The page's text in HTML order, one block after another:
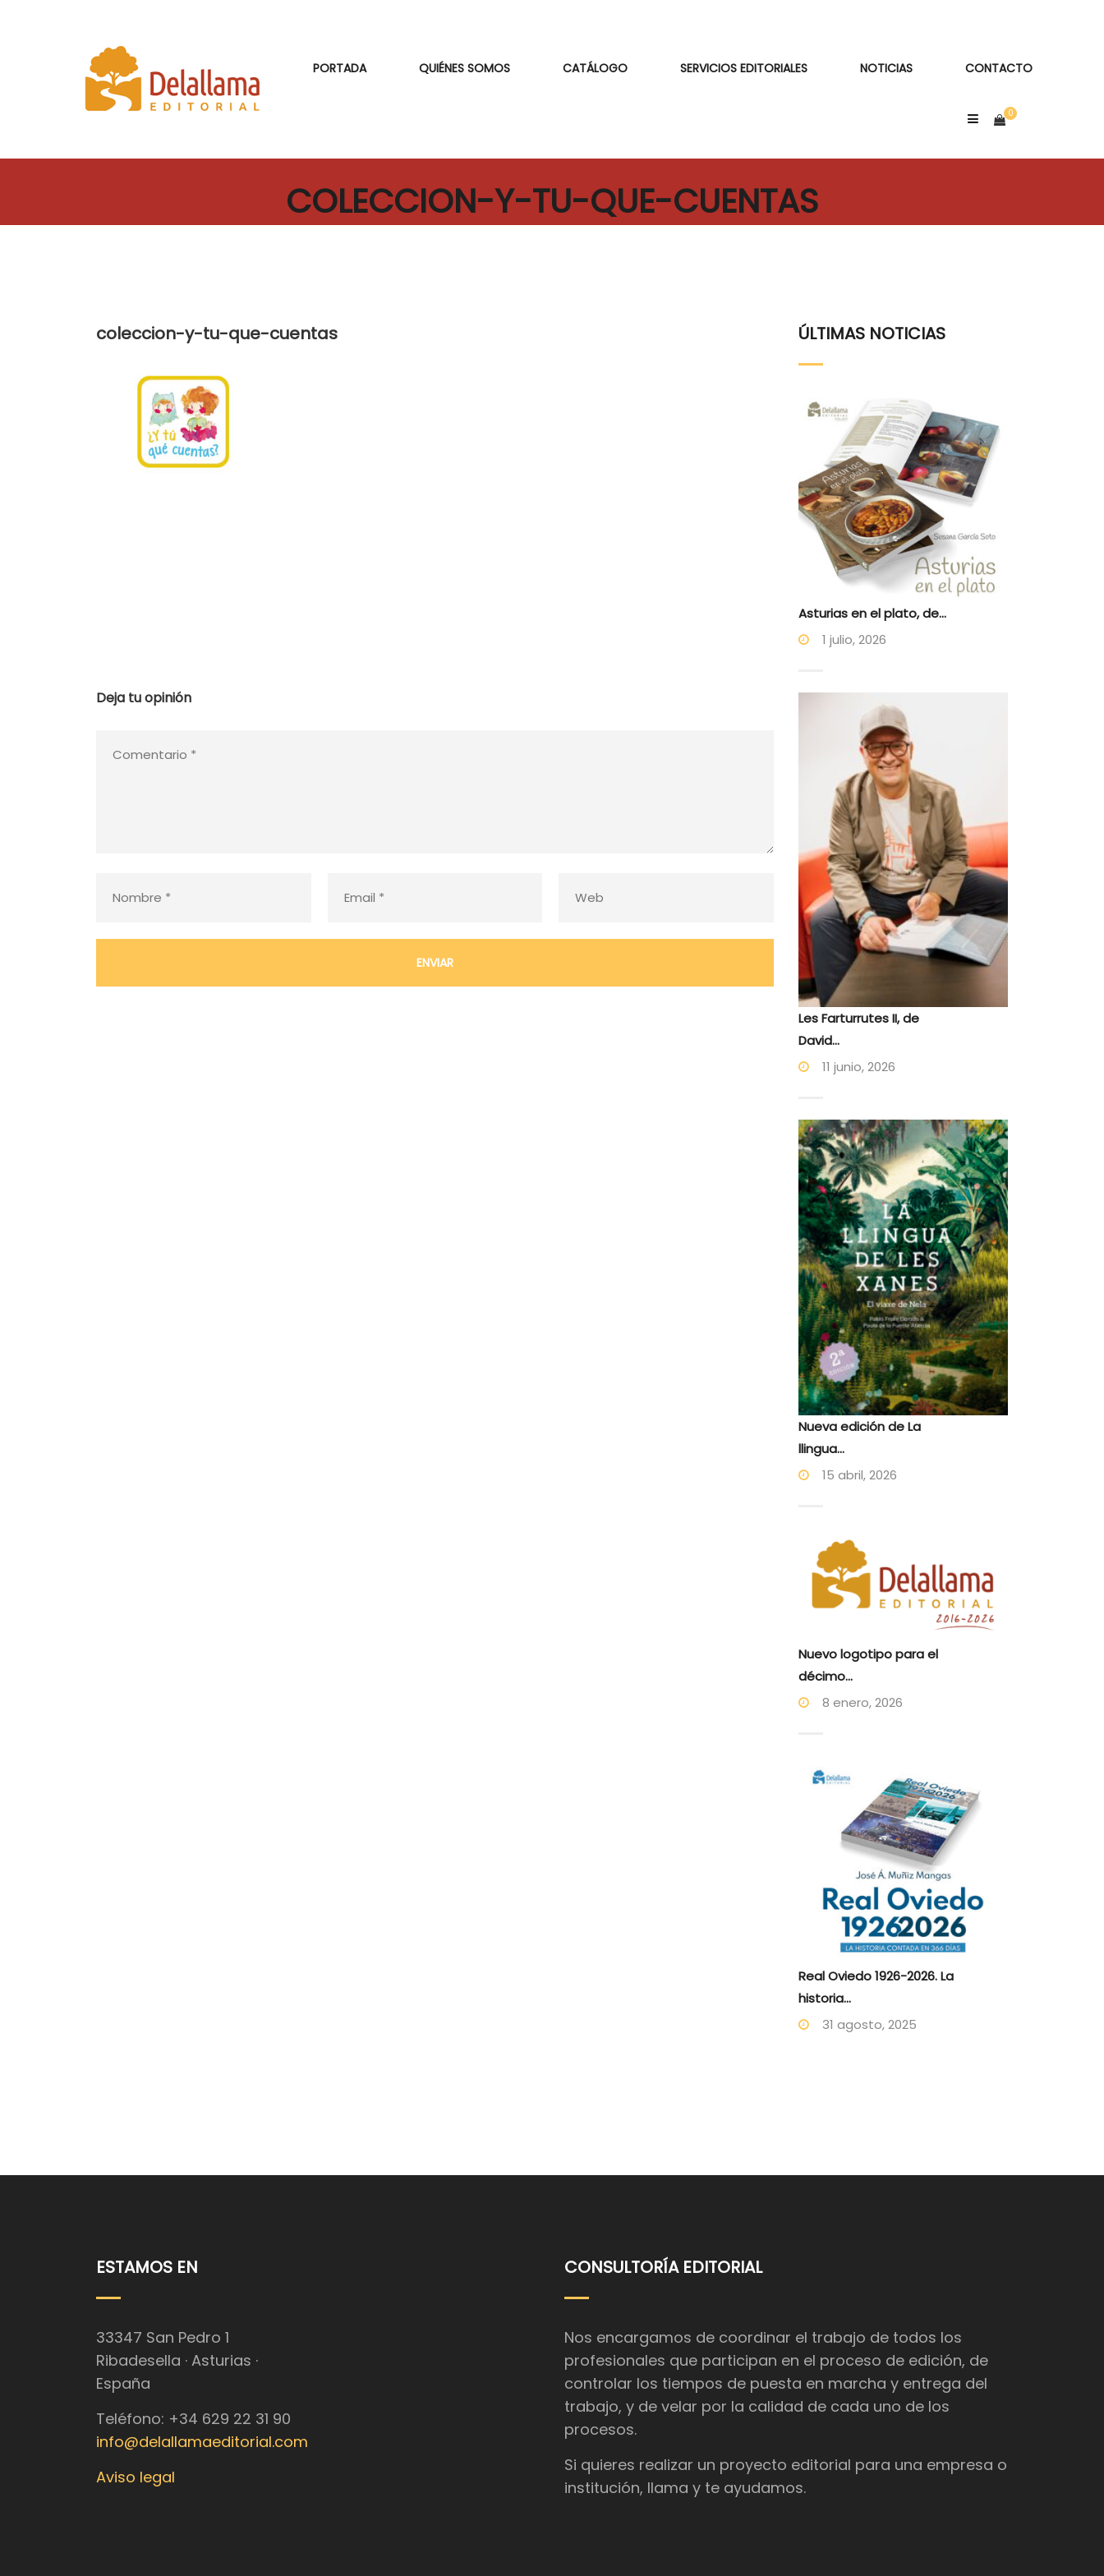
PORTADA QUIÉNES SOMOS CATÁLOGO SERVICIOS EDITORIALES NOTICIAS CONTACTO
COLECCION-Y-TU-QUE-CUENTAS
coleccion-y-tu-que-cuentas
Deja tu opinión
ÚLTIMAS NOTICIAS
Asturias en el plato, de...
1 julio, 2026
Les Farturrutes II, de
David...
11 junio, 2026
Nueva edición de La
llingua...
15 abril, 2026
Nuevo logotipo para el
décimo...
8 enero, 2026
Real Oviedo 1926-2026. La
historia...
31 agosto, 2025
ESTAMOS EN
33347 San Pedro 1
Ribadesella · Asturias ·
España
Teléfono: +34 629 22 31 90
info@delallamaeditorial.com
Aviso legal
CONSULTORÍA EDITORIAL
Nos encargamos de coordinar el trabajo de todos los
profesionales que participan en el proceso de edición, de
controlar los tiempos de puesta en marcha y entrega del
trabajo, y de velar por la calidad de cada uno de los
procesos.
Si quieres realizar un proyecto editorial para una empresa o
institución, llama y te ayudamos.